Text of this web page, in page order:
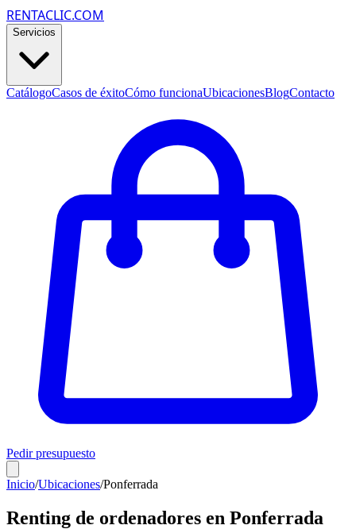
RENTACLIC.COM
Servicios
CatálogoCasos de éxitoCómo funcionaUbicacionesBlogContacto
Pedir presupuesto
Inicio/Ubicaciones/Ponferrada
Renting de ordenadores en Ponferrada